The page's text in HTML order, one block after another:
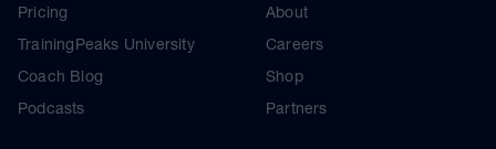
Pricing
TrainingPeaks University
Coach Blog
Podcasts
About
Careers
Shop
Partners